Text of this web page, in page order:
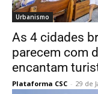
Urbanismo
As 4 cidades
parecem com
encantam
Plataforma CSC - 29 de